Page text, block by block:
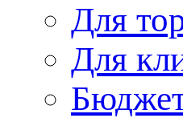
Для
Для